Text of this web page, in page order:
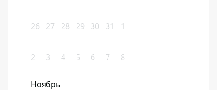
26 27 28 29 30 31 1
2 3 4 5 6 7 8
Ноябрь